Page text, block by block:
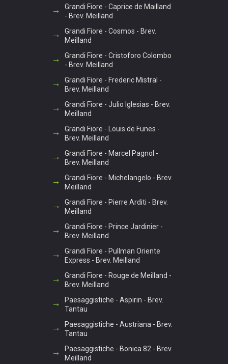
Grandi Fiore - Caprice de Mailland
- Brev. Meilland
Grandi Fiore - Cosmos - Brev.
Meilland
Grandi Fiore - Cristoforo Colombo
- Brev. Meilland
Grandi Fiore - Frederic Mistral -
Brev. Meilland
Grandi Fiore - Julio Iglesias - Brev.
Meilland
Grandi Fiore - Louis de Funes -
Brev. Meilland
Grandi Fiore - Marcel Pagnol -
Brev. Meilland
Grandi Fiore - Michelangelo - Brev.
Meilland
Grandi Fiore - Pierre Arditi - Brev.
Meilland
Grandi Fiore - Prince Jardinier -
Brev. Meilland
Grandi Fiore - Pullman Oriente
Express - Brev. Meilland
Grandi Fiore - Rouge de Meilland -
Brev. Meilland
Paesaggistiche - Aspirin - Brev.
Tantau
Paesaggistiche - Austriana - Brev.
Tantau
Paesaggistiche - Bonica 82 - Brev.
Meilland